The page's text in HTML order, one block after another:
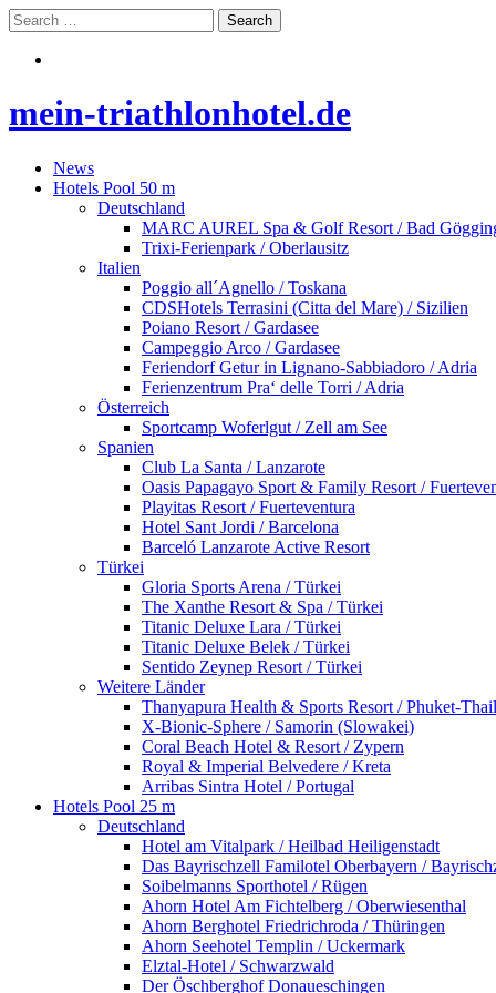
mein-triathlonhotel.de
News
Hotels Pool 50 m
Deutschland
MARC AUREL Spa & Golf Resort / Bad
Trixi-Ferienpark / Oberlausitz
Italien
Poggio all´Agnello / Toskana
CDSHotels Terrasini (Citta del Mare) / Sizilien
Poiano Resort / Gardasee
Campeggio Arco / Gardasee
Feriendorf Getur in Lignano-Sabbiadoro / Adria
Ferienzentrum Pra‘ delle Torri / Adria
Österreich
Sportcamp Woferlgut / Zell am See
Spanien
Club La Santa / Lanzarote
Oasis Papagayo Sport & Family Resort /
Playitas Resort / Fuerteventura
Hotel Sant Jordi / Barcelona
Barceló Lanzarote Active Resort
Türkei
Gloria Sports Arena / Türkei
The Xanthe Resort & Spa / Türkei
Titanic Deluxe Lara / Türkei
Titanic Deluxe Belek / Türkei
Sentido Zeynep Resort / Türkei
Weitere Länder
Thanyapura Health & Sports Resort / Phuket-
X-Bionic-Sphere / Samorin (Slowakei)
Coral Beach Hotel & Resort / Zypern
Royal & Imperial Belvedere / Kreta
Arribas Sintra Hotel / Portugal
Hotels Pool 25 m
Deutschland
Hotel am Vitalpark / Heilbad Heiligenstadt
Das Bayrischzell Familotel Oberbayern /
Soibelmanns Sporthotel / Rügen
Ahorn Hotel Am Fichtelberg / Oberwiesenthal
Ahorn Berghotel Friedrichroda / Thüringen
Ahorn Seehotel Templin / Uckermark
Elztal-Hotel / Schwarzwald
Der Öschberghof Donaueschingen